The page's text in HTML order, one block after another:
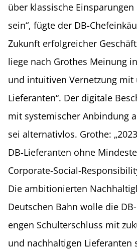
über klassische
sein“, fügte der DB-
Zukunft erfolgreicher
liege nach Grothes Meinung
und intuitiven Vernetzung mit
Lieferanten“. Der digitale
mit systemischer Anbindung
sei alternativlos. Grothe:
DB-Lieferanten ohne
Corporate-Social-
Die ambitionierten
Deutschen Bahn wolle die
engen Schulterschluss mit
und nachhaltigen Lieferanten